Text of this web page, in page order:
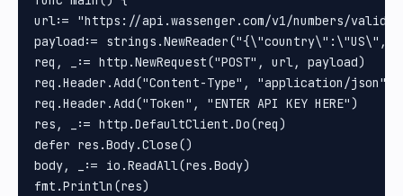
url:= "https://api.wassenger.com/v1/numbers/
payload:=
req, _:= http.NewRequest("POST", url, payload)
req.Header.Add("Content-Type", "application/json")
req.Header.Add("Token", "ENTER API KEY HERE")
res, _:= http.DefaultClient.Do(req)
defer res.Body.Close()
body, _:= io.ReadAll(res.Body)
fmt.Println(res)